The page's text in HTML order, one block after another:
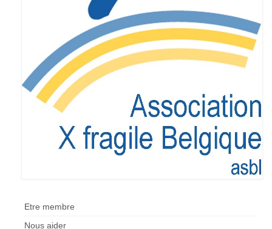
L’X presse
Nos revendications
Espace Parents
Quand il n’y a pas de diagnostic
A l’annonce du handicap
Parentalité et handicap
Etre membre
Nous aider